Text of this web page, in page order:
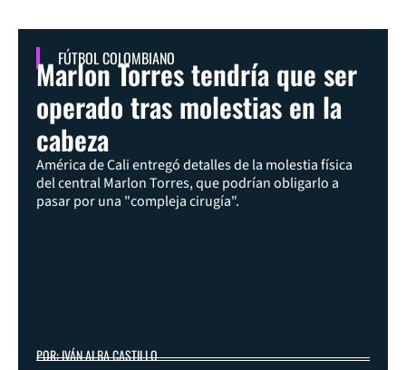
FÚTBOL COLOMBIANO
Marlon Torres tendría que ser
operado tras molestias en la
cabeza
América de Cali entregó detalles de la molestia física
del central Marlon Torres, que podrían obligarlo a
pasar por una "compleja cirugía".
POR: IVÁN ALBA CASTILLO